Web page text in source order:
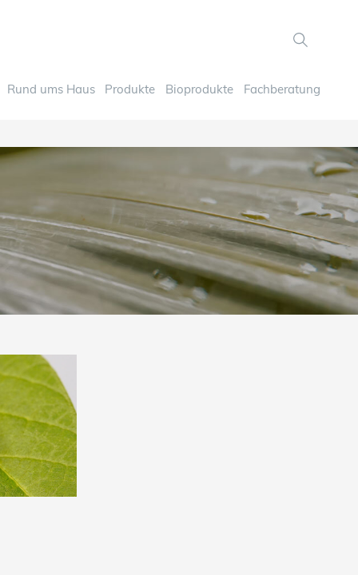
Rund ums Haus Produkte Bioprodukte Fachberatung